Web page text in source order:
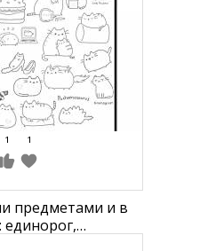
1 1
предметами и в
единорог,